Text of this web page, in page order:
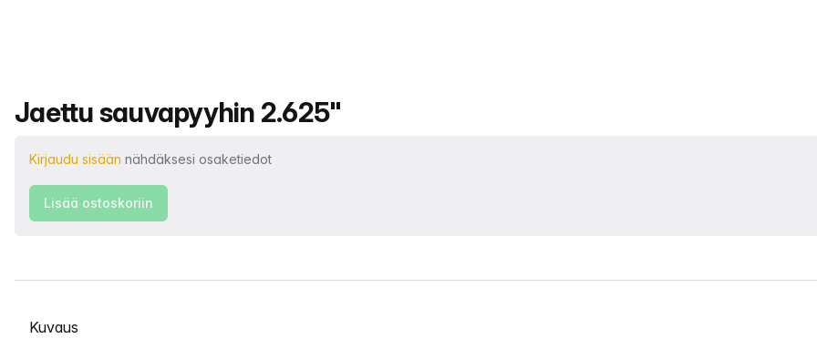
Tuotteen nimi
Jaettu sauvapyyhin 2.625"
Kirjaudu sisään nähdäksesi osaketiedot
Lisää ostoskoriin
Valitse välilehti